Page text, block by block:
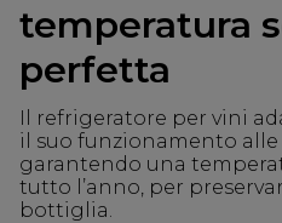
temperatura
perfetta
Il refrigeratore per vini
il suo funzionamento
garantendo una
tutto l’anno, per
bottiglia.